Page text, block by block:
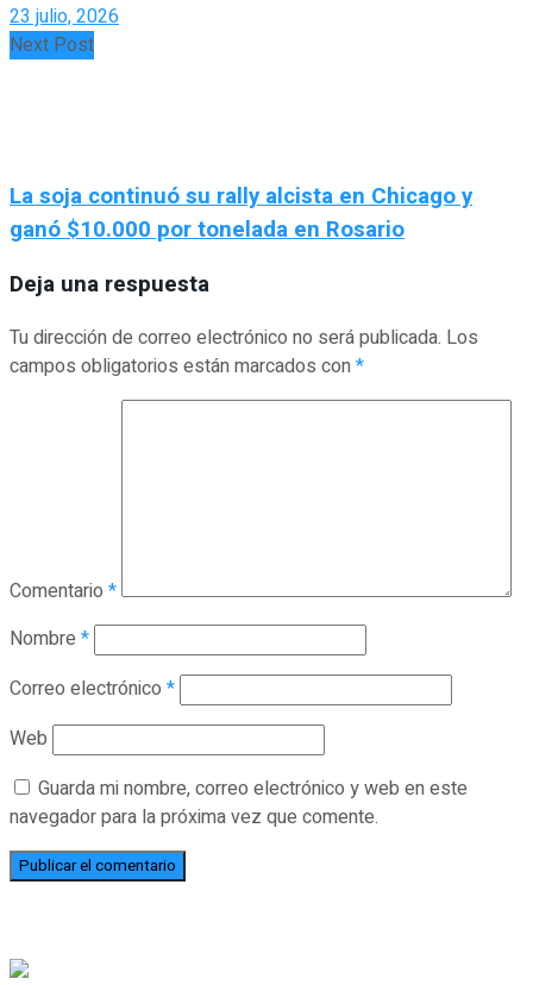
23 julio, 2026
Next Post
La soja continuó su rally alcista en Chicago y
ganó $10.000 por tonelada en Rosario
Deja una respuesta
Tu dirección de correo electrónico no será publicada. Los
campos obligatorios están marcados con*
Comentario *
Nombre *
Correo electrónico *
Web
Guarda mi nombre, correo electrónico y web en este
navegador para la próxima vez que comente.